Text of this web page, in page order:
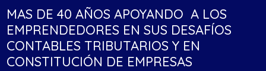
MAS DE 40 AÑOS APOYANDO A LOS
EMPRENDEDORES EN SUS DESAFÍOS
CONTABLES TRIBUTARIOS Y EN
CONSTITUCIÓN DE EMPRESAS